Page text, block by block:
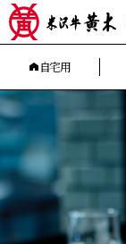
自宅用